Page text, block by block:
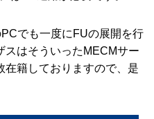
でも一度にFUの展開を行
スはそういったMECMサー
在籍しておりますので、是